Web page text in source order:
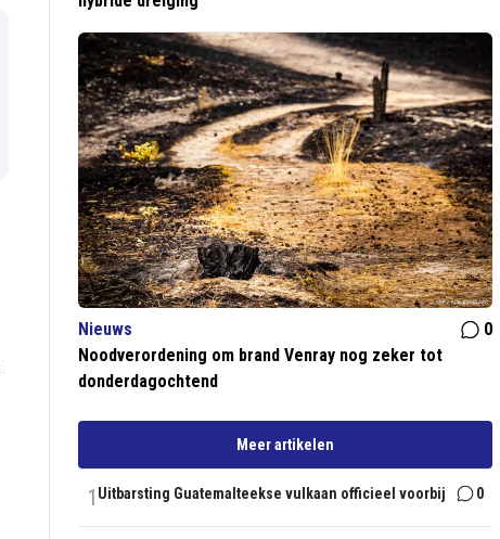
Nieuws
0
Noodverordening om brand Venray nog zeker tot
donderdagochtend
Meer artikelen
1 Uitbarsting Guatemalteekse vulkaan officieel voorbij 0